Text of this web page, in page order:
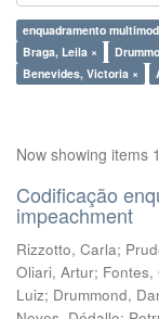
enquadramento
Braga, Leila ×
Benevides, Victoria ×
Now showing items
Codificação
impeachment
Rizzotto, Carla;
Oliari, Artur; Fontes,
Luiz; Drummond,